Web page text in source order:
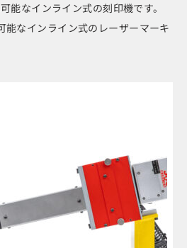
能なインライン式の刻印機です。
能なインライン式のレーザーマーキ